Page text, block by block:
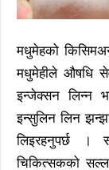
मधुमेहको
मधुमेहीले औषधि
इन्जेक्सन लिन्न
इन्सुलिन लिन
लिइरहनुपर्छ ।
चिकित्सकको